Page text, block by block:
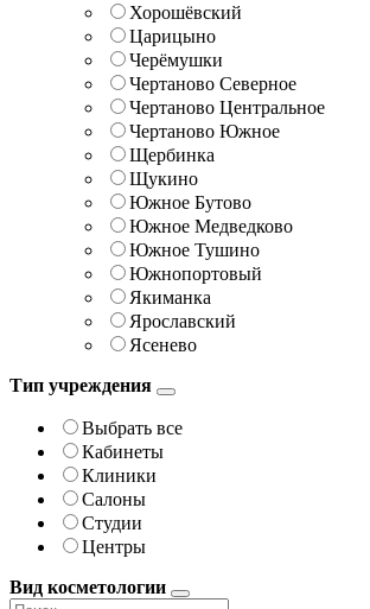
Хорошёвский
Царицыно
Черёмушки
Чертаново Северное
Чертаново Центральное
Чертаново Южное
Щербинка
Щукино
Южное Бутово
Южное Медведково
Южное Тушино
Южнопортовый
Якиманка
Ярославский
Ясенево
Тип учреждения
Выбрать все
Кабинеты
Клиники
Салоны
Студии
Центры
Вид косметологии